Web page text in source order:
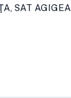
SAT